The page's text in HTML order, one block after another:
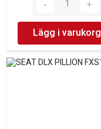
Lägg i varukorg